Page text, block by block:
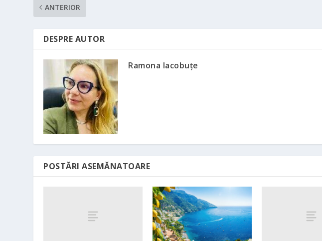
ANTERIOR
DESPRE AUTOR
Ramona Iacobuțe
POSTĂRI ASEMĂNATOARE